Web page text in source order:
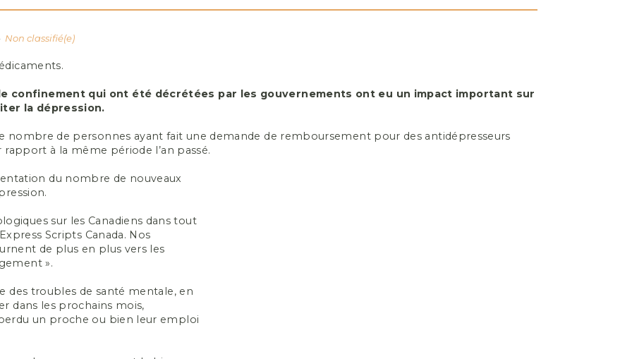
Non classifié(e)
confinement qui ont été décrétées par les gouvernements ont eu un impact important sur
la dépression.
nombre de personnes ayant fait une demande de remboursement pour des antidépresseurs
à la même période l’an passé.
du nombre de nouveaux
sur les Canadiens dans tout
Scripts Canada. Nos
de plus en plus vers les
».
des troubles de santé mentale, en
dans les prochains mois,
un proche ou bien leur emploi